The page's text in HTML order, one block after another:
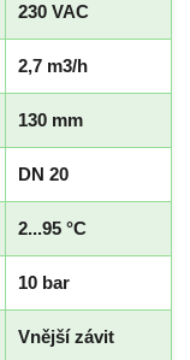
230 VAC
2,7 m3/h
130 mm
DN 20
2...95 °C
10 bar
Vnější závit